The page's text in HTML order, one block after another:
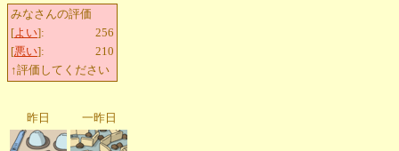
みなさんの評価
[よい]:
256
[悪い]:
210
↑評価してください
昨日 一昨日